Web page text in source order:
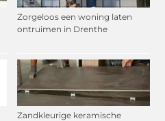
Zorgeloos een woning laten
ontruimen in Drenthe
Zandkleurige keramische